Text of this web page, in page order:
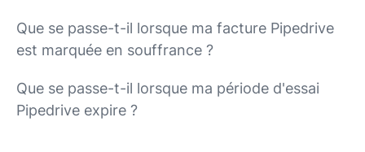
Que se passe-t-il lorsque ma facture Pipedrive
est marquée en souffrance ?
Que se passe-t-il lorsque ma période d'essai
Pipedrive expire ?